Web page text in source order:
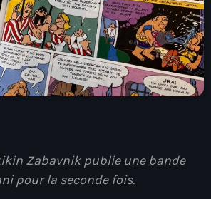
Zabavnik publie une bande
pour la seconde fois.